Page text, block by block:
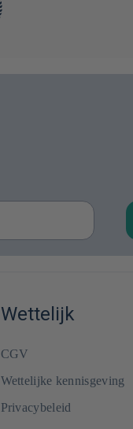
Wettelijk
CGV
Wettelijke kennisgeving
Privacybeleid